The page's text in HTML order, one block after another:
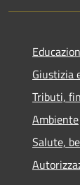
Giustizia
Tributi,
Ambiente
Salute,